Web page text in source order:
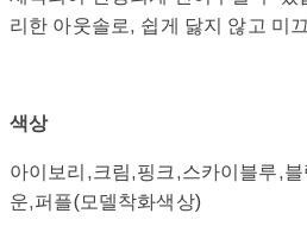
리한 아웃솔로, 쉽게 닳지 않고 미
색상
아이보리,크림,핑크,스카이블루,
운,퍼플(모델착화색상)